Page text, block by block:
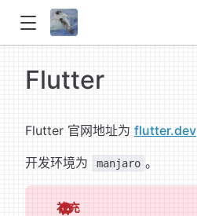
Flutter
Flutter 官网地址为 flutter.dev
开发环境为 manjaro 。
补充